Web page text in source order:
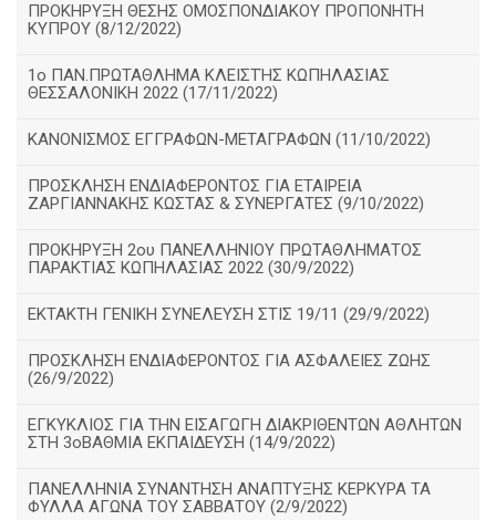
ΠΡΟΚΗΡΥΞΗ ΘΕΣΗΣ ΟΜΟΣΠΟΝΔΙΑΚΟΥ ΠΡΟΠΟΝΗΤΗ
ΚΥΠΡΟΥ (8/12/2022)
1ο ΠΑΝ.ΠΡΩΤΑΘΛΗΜΑ ΚΛΕΙΣΤΉΣ ΚΩΠΗΛΑΣΙΑΣ
ΘΕΣΣΑΛΟΝΙΚΗ 2022 (17/11/2022)
ΚΑΝΟΝΙΣΜΟΣ ΕΓΓΡΑΦΩΝ-ΜΕΤΑΓΡΑΦΩΝ (11/10/2022)
ΠΡΟΣΚΛΗΣΗ ΕΝΔΙΑΦΕΡΟΝΤΟΣ ΓΙΑ ΕΤΑΙΡΕΙΑ
ΖΑΡΓΙΑΝΝΑΚΗΣ ΚΩΣΤΑΣ & ΣΥΝΕΡΓΑΤΕΣ (9/10/2022)
ΠΡΟΚΗΡΥΞΗ 2ου ΠΑΝΕΛΛΗΝΙΟΥ ΠΡΩΤΑΘΛΗΜΑΤΟΣ
ΠΑΡΑΚΤΙΑΣ ΚΩΠΗΛΑΣΙΑΣ 2022 (30/9/2022)
ΕΚΤΑΚΤΗ ΓΕΝΙΚΗ ΣΥΝΕΛΕΥΣΗ ΣΤΙΣ 19/11 (29/9/2022)
ΠΡΟΣΚΛΗΣΗ ΕΝΔΙΑΦΕΡΟΝΤΟΣ ΓΙΑ ΑΣΦΑΛΕΙΕΣ ΖΩΗΣ
(26/9/2022)
ΕΓΚΥΚΛΙΟΣ ΓΙΑ ΤΗΝ ΕΙΣΑΓΩΓΗ ΔΙΑΚΡΙΘΕΝΤΩΝ ΑΘΛΗΤΩΝ
ΣΤΗ 3οΒΑΘΜΙΑ ΕΚΠΑΙΔΕΥΣΗ (14/9/2022)
ΠΑΝΕΛΛΗΝΙΑ ΣΥΝΑΝΤΗΣΗ ΑΝΑΠΤΥΞΗΣ ΚΕΡΚΥΡΑ ΤΑ
ΦΥΛΛΑ ΑΓΩΝΑ ΤΟΥ ΣΑΒΒΑΤΟΥ (2/9/2022)